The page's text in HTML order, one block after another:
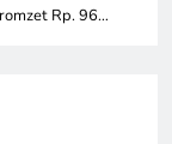
Rp. 96…